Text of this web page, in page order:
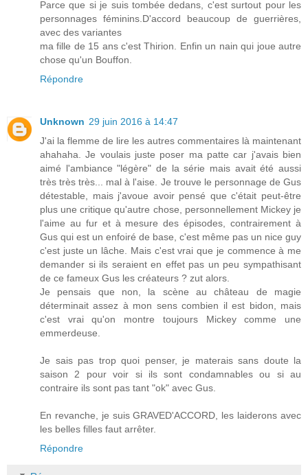
Parce que si je suis tombée dedans, c'est surtout pour les
personnages féminins.D'accord beaucoup de guerrières,
avec des variantes
ma fille de 15 ans c'est Thirion. Enfin un nain qui joue autre
chose qu'un Bouffon.
Répondre
Unknown 29 juin 2016 à 14:47
J'ai la flemme de lire les autres commentaires là maintenant
ahahaha. Je voulais juste poser ma patte car j'avais bien
aimé l'ambiance "légère" de la série mais avait été aussi
très très très... mal à l'aise. Je trouve le personnage de Gus
détestable, mais j'avoue avoir pensé que c'était peut-être
plus une critique qu'autre chose, personnellement Mickey je
l'aime au fur et à mesure des épisodes, contrairement à
Gus qui est un enfoiré de base, c'est même pas un nice guy
c'est juste un lâche. Mais c'est vrai que je commence à me
demander si ils seraient en effet pas un peu sympathisant
de ce fameux Gus les créateurs ? zut alors.
Je pensais que non, la scène au château de magie
déterminait assez à mon sens combien il est bidon, mais
c'est vrai qu'on montre toujours Mickey comme une
emmerdeuse.
Je sais pas trop quoi penser, je materais sans doute la
saison 2 pour voir si ils sont condamnables ou si au
contraire ils sont pas tant "ok" avec Gus.
En revanche, je suis GRAVED'ACCORD, les laiderons avec
les belles filles faut arrêter.
Répondre